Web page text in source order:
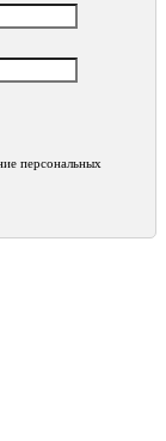
персональных